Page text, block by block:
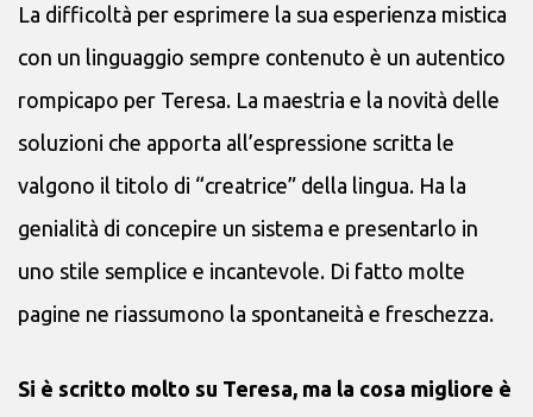
La difficoltà per esprimere la sua esperienza mistica
con un linguaggio sempre contenuto è un autentico
rompicapo per Teresa. La maestria e la novità delle
soluzioni che apporta all’espressione scritta le
valgono il titolo di “creatrice” della lingua. Ha la
genialità di concepire un sistema e presentarlo in
uno stile semplice e incantevole. Di fatto molte
pagine ne riassumono la spontaneità e freschezza.
Si è scritto molto su Teresa, ma la cosa migliore è